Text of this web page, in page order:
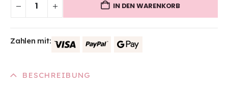
IN DEN WARENKORB
Zahlen mit:
BESCHREIBUNG